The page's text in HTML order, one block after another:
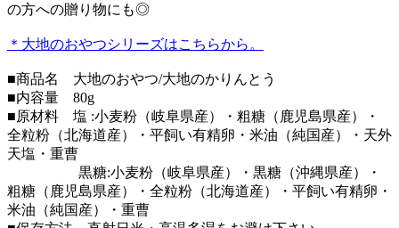
の方への贈り物にも◎
＊大地のおやつシリーズはこちらから。
■商品名 大地のおやつ/大地のかりんとう
■内容量 80g
■原材料 塩 :小麦粉（岐阜県産）・粗糖（鹿児島県産）・
全粒粉（北海道産）・平飼い有精卵・米油（純国産）・天外
天塩・重曹
黒糖:小麦粉（岐阜県産）・黒糖（沖縄県産）・
粗糖（鹿児島県産）・全粒粉（北海道産）・平飼い有精卵・
米油（純国産）・重曹